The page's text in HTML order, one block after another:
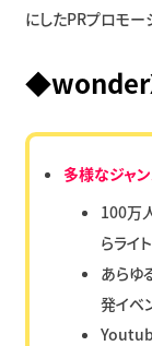
にしたPRプロモー
多様なジャ
100万
らライ
あらゆ
発イベ